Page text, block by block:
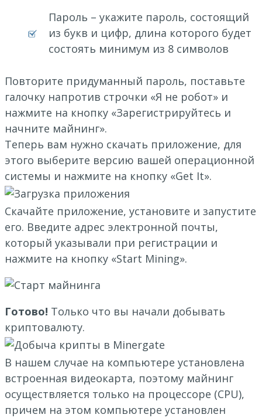
Пароль – укажите пароль, состоящий
из букв и цифр, длина которого будет
состоять минимум из 8 символов
Повторите придуманный пароль, поставьте
галочку напротив строчки «Я не робот» и
нажмите на кнопку «Зарегистрируйтесь и
начните майнинг».
Теперь вам нужно скачать приложение, для
этого выберите версию вашей операционной
системы и нажмите на кнопку «Get It».
Скачайте приложение, установите и запустите
его. Введите адрес электронной почты,
который указывали при регистрации и
нажмите на кнопку «Start Mining».
Готово! Только что вы начали добывать
криптовалюту.
В нашем случае на компьютере установлена
встроенная видеокарта, поэтому майнинг
осуществляется только на процессоре (CPU),
причем на этом компьютере установлен